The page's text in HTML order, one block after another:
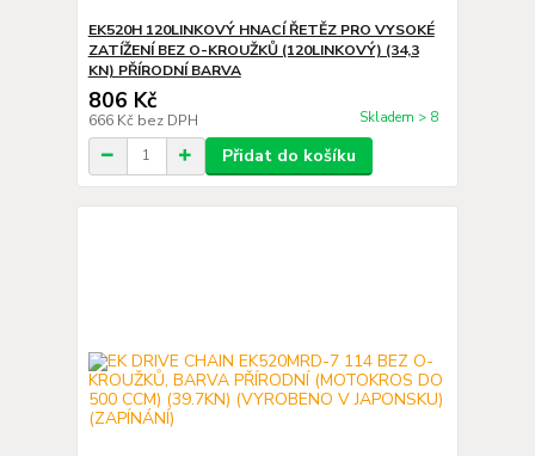
EK520H 120LINKOVÝ HNACÍ ŘETĚZ PRO VYSOKÉ
ZATÍŽENÍ BEZ O-KROUŽKŮ (120LINKOVÝ) (34,3
KN) PŘÍRODNÍ BARVA
806 Kč
666 Kč bez DPH Skladem > 8
Přidat do košíku